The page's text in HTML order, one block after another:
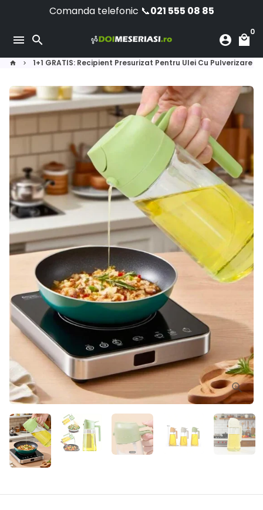
content
Comanda telefonic 📞021 555 08 85
menu search account_circle local_mall
0
home keyboard_arrow_right 1+1 GRATIS: Recipient Presurizat Pentru Ulei Cu Pulverizare